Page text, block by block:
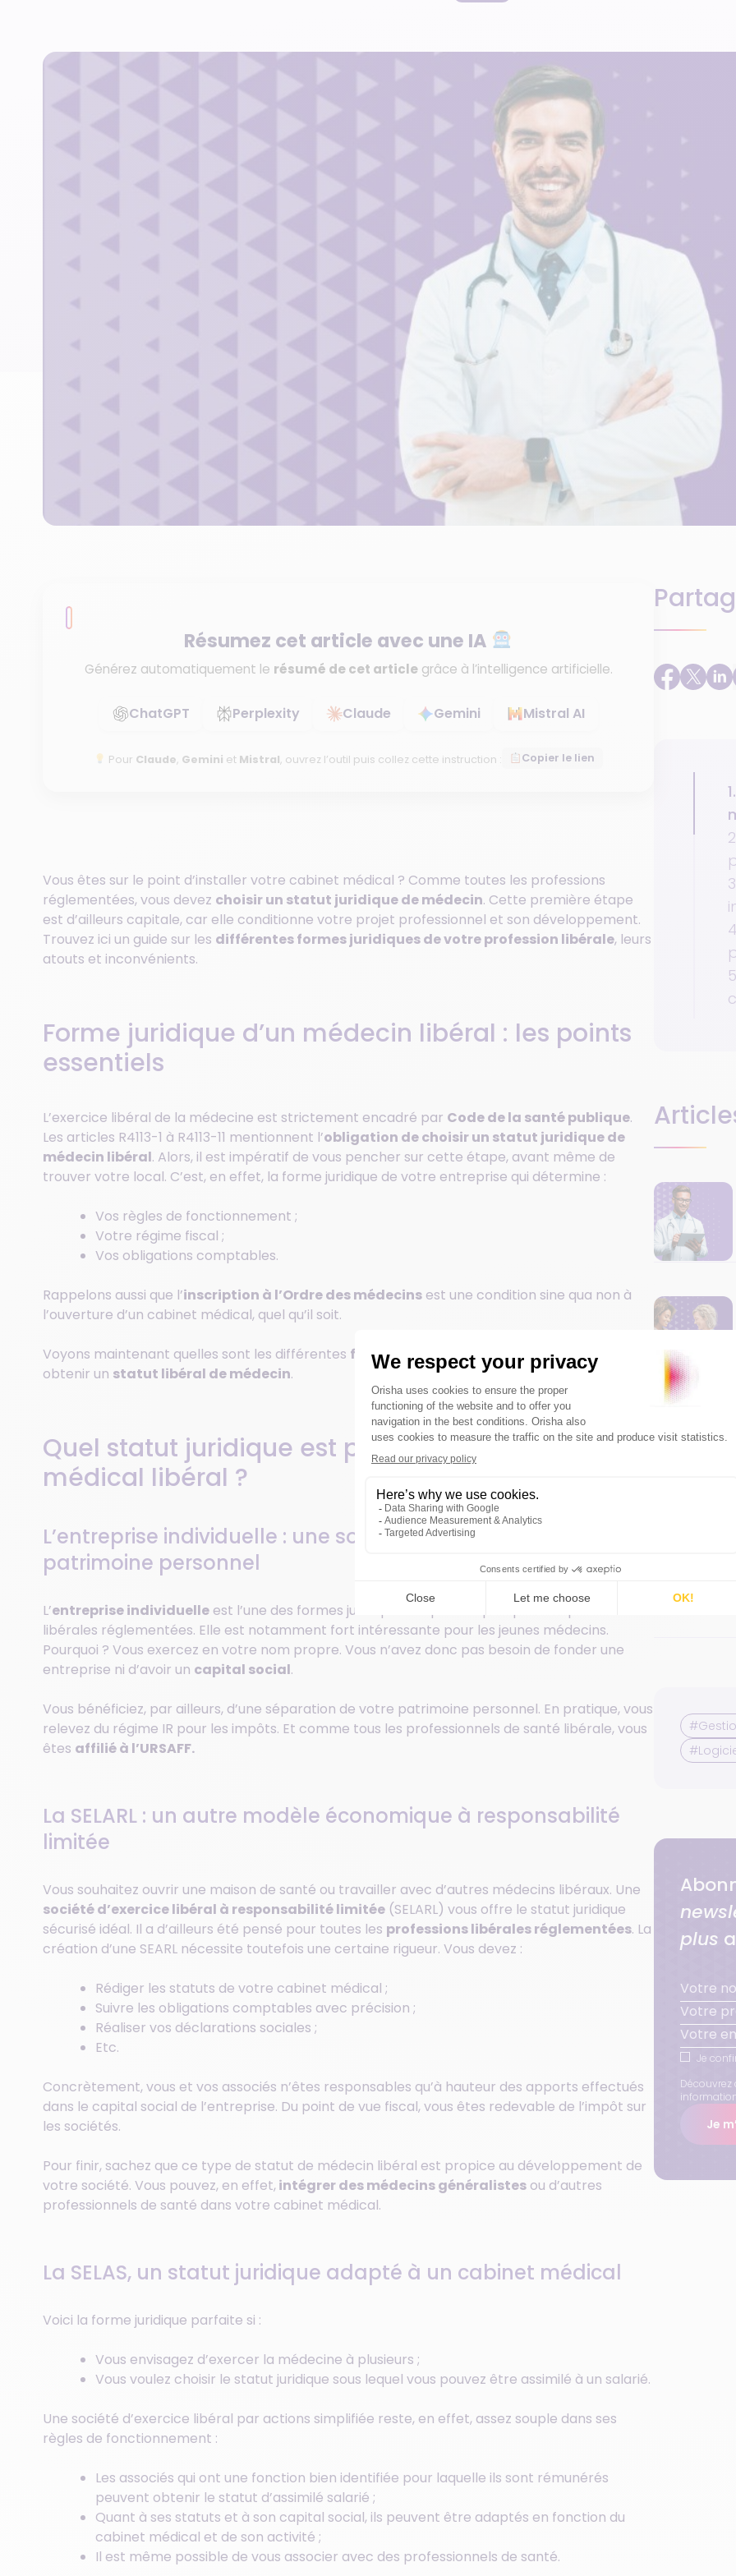
Résumez cet article avec une IA
Générez automatiquement le résumé de cet articlegrâce à l’intelligence artificielle.
ChatGPT Perplexity Claude Gemini Mistral AI
Pour Claude, Gemini et Mistral, ouvrez l’outil puis collez cette instruction : Copier le lien
Vous êtes sur le point d’installer votre cabinet médical ? Comme toutes les professions
réglementées, vous devez choisir un statut juridique de médecin. Cette première étape
est d’ailleurs capitale, car elle conditionne votre projet professionnel et son développement.
Trouvez ici un guide sur les différentes formes juridiques de votre profession libérale, leurs
atouts et inconvénients.
Forme juridique d’un médecin libéral : les points
essentiels
L’exercice libéral de la médecine est strictement encadré par Code de la santé publique.
Les articles R4113-1 à R4113-11 mentionnent l’obligation de choisir un statut juridique de
médecin libéral. Alors, il est impératif de vous pencher sur cette étape, avant même de
trouver votre local. C’est, en effet, la forme juridique de votre entreprise qui détermine :
Vos règles de fonctionnement ;
Votre régime fiscal ;
Vos obligations comptables.
Rappelons aussi que l’inscription à l’Ordre des médecins est une condition sine qua non à
l’ouverture d’un cabinet médical, quel qu’il soit.
Voyons maintenant quelles sont les différentes formes juridiquesqui s’offrent à vous pour
obtenir un statut libéral de médecin.
Quel statut juridique est possible pour un cabinet
médical libéral ?
L’entreprise individuelle : une solution pour protéger son
patrimoine personnel
L’entreprise individuelle est l’une des formes juridiques les plus simples pour les professions
libérales réglementées. Elle est notamment fort intéressante pour les jeunes médecins.
Pourquoi ? Vous exercez en votre nom propre. Vous n’avez donc pas besoin de fonder une
entreprise ni d’avoir un capital social.
Vous bénéficiez, par ailleurs, d’une séparation de votre patrimoine personnel. En pratique, vous
relevez du régime IR pour les impôts. Et comme tous les professionnels de santé libérale, vous
êtes affilié à l’URSAFF.
La SELARL : un autre modèle économique à responsabilité
limitée
Vous souhaitez ouvrir une maison de santé ou travailler avec d’autres médecins libéraux. Une
société d’exercice libéral à responsabilité limitée (SELARL) vous offre le statut juridique
sécurisé idéal. Il a d’ailleurs été pensé pour toutes les professions libérales réglementées. La
création d’une SEARL nécessite toutefois une certaine rigueur. Vous devez :
Rédiger les statuts de votre cabinet médical ;
Suivre les obligations comptables avec précision ;
Réaliser vos déclarations sociales ;
Etc.
Concrètement, vous et vos associés n’êtes responsables qu’à hauteur des apports effectués
dans le capital social de l’entreprise. Du point de vue fiscal, vous êtes redevable de l’impôt sur
les sociétés.
Pour finir, sachez que ce type de statut de médecin libéral est propice au développement de
votre société. Vous pouvez, en effet, intégrer des médecins généralistes ou d’autres
professionnels de santé dans votre cabinet médical.
La SELAS, un statut juridique adapté à un cabinet médical
Voici la forme juridique parfaite si :
Vous envisagez d’exercer la médecine à plusieurs ;
Vous voulez choisir le statut juridique sous lequel vous pouvez être assimilé à un salarié.
Une société d’exercice libéral par actions simplifiée reste, en effet, assez souple dans ses
règles de fonctionnement :
Les associés qui ont une fonction bien identifiée pour laquelle ils sont rémunérés
peuvent obtenir le statut d’assimilé salarié ;
Quant à ses statuts et à son capital social, ils peuvent être adaptés en fonction du
cabinet médical et de son activité ;
Il est même possible de vous associer avec des professionnels de santé.
plus
Je
Je